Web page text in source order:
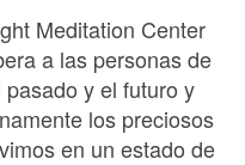
Meditation Center
a las personas de
y el futuro y
los preciosos
en un estado de